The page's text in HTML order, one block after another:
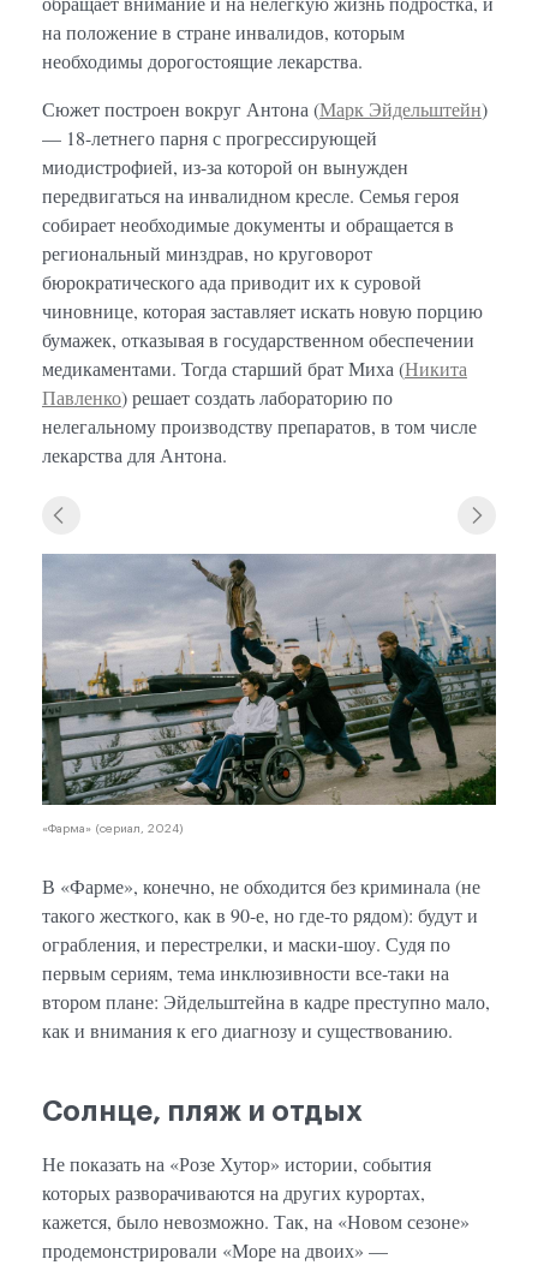
на положение в стране инвалидов, которым
необходимы дорогостоящие лекарства.
Сюжет построен вокруг Антона (Марк Эйдельштейн)
— 18-летнего парня с прогрессирующей
миодистрофией, из-за которой он вынужден
передвигаться на инвалидном кресле. Семья героя
собирает необходимые документы и обращается в
региональный минздрав, но круговорот
бюрократического ада приводит их к суровой
чиновнице, которая заставляет искать новую порцию
бумажек, отказывая в государственном обеспечении
медикаментами. Тогда старший брат Миха (Никита
Павленко) решает создать лабораторию по
нелегальному производству препаратов, в том числе
лекарства для Антона.
«Фарма» (сериал, 2024)
В «Фарме», конечно, не обходится без криминала (не
такого жесткого, как в 90-е, но где-то рядом): будут и
ограбления, и перестрелки, и маски-шоу. Судя по
первым сериям, тема инклюзивности все-таки на
втором плане: Эйдельштейна в кадре преступно мало,
как и внимания к его диагнозу и существованию.
Солнце, пляж и отдых
Не показать на «Розе Хутор» истории, события
которых разворачиваются на других курортах,
кажется, было невозможно. Так, на «Новом сезоне»
продемонстрировали «Море на двоих» —